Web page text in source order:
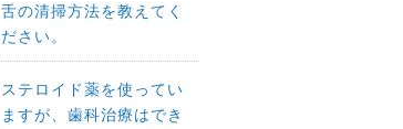
舌の清掃方法を教えてく
ださい。
ステロイド薬を使ってい
ますが、歯科治療はでき